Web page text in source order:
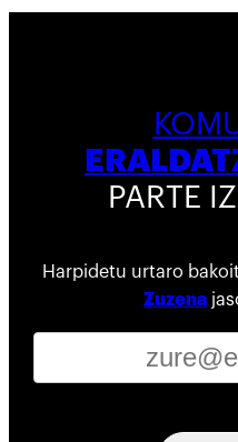
PARTE
Harpidetu urtaro
Zuzena